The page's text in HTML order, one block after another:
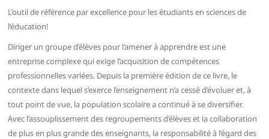
L’outil de référence par excellence pour les étudiants en sciences de
l’éducation!
Diriger un groupe d’élèves pour l’amener à apprendre est une
entreprise complexe qui exige l’acquisition de compétences
professionnelles variées. Depuis la première édition de ce livre, le
contexte dans lequel s’exerce l’enseignement n’a cessé d’évoluer et, à
tout point de vue, la population scolaire a continué à se diversifier.
Avec l’assouplissement des regroupements d’élèves et la collaboration
de plus en plus grande des enseignants, la responsabilité à l’égard des